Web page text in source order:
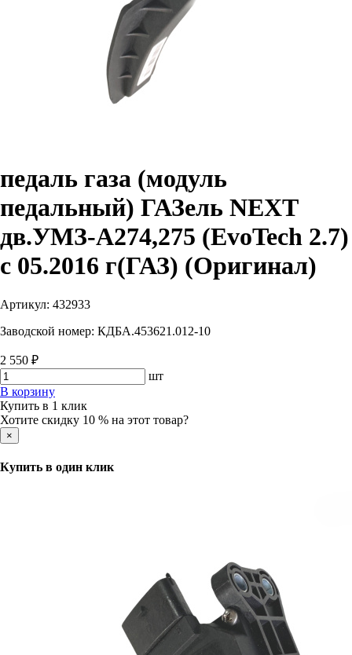
педаль газа (модуль
педальный) ГАЗель NEXT
дв.УМЗ-А274,275 (EvoTech 2.7)
с 05.2016 г(ГАЗ) (Оригинал)
Артикул: 432933
Заводской номер: КДБА.453621.012-10
2 550 ₽
шт
В корзину
Купить в 1 клик
Хотите скидку 10 % на этот товар?
×
Купить в один клик